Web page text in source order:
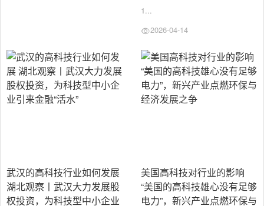
1...
2026-04-14
武汉的高科技行业如何发展
湖北观察丨武汉大力发展股
权投资，为科技型中小企业
美国高科技对行业的影响
“美国的高科技雄心没有足够
电力”，新兴产业点燃环保与